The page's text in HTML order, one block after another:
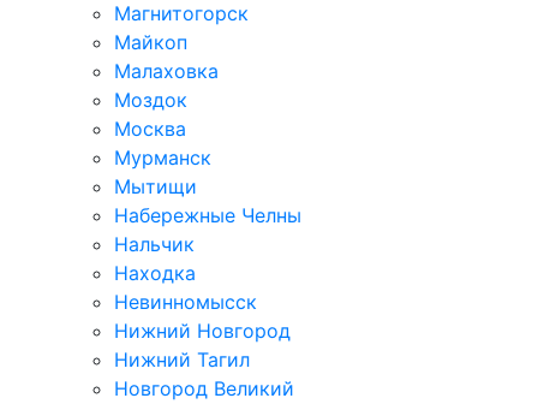
Магнитогорск
Майкоп
Малаховка
Моздок
Москва
Мурманск
Мытищи
Набережные Челны
Нальчик
Находка
Невинномысск
Нижний Новгород
Нижний Тагил
Новгород Великий